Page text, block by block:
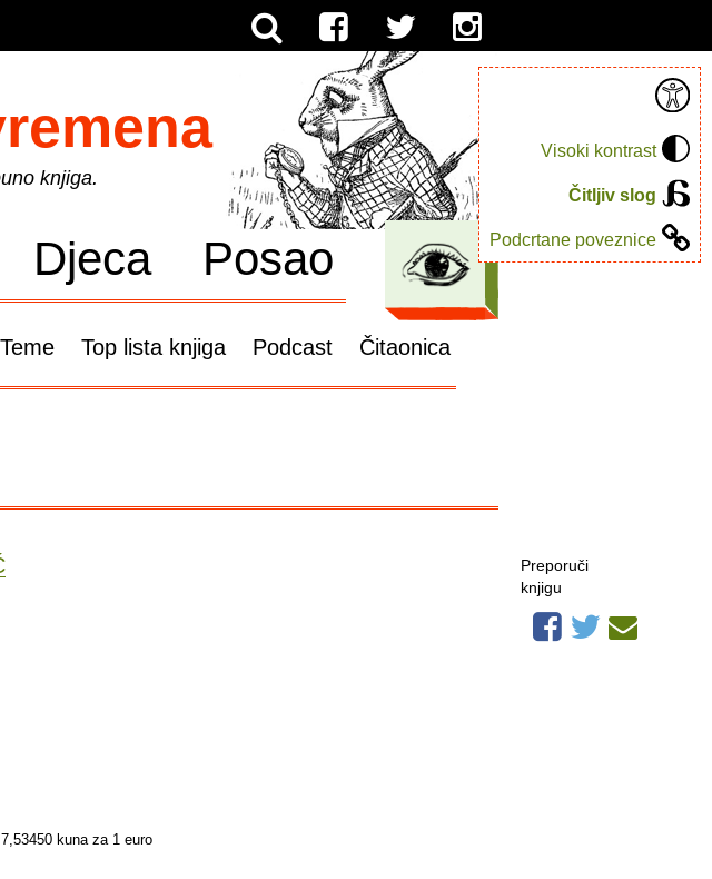
Visoki kontrast
Čitljiv slog
Podcrtane poveznice
knjiga.
Djeca Posao
Teme Top lista knjiga Podcast Čitaonica
kuna za 1 euro
Preporuči
knjigu